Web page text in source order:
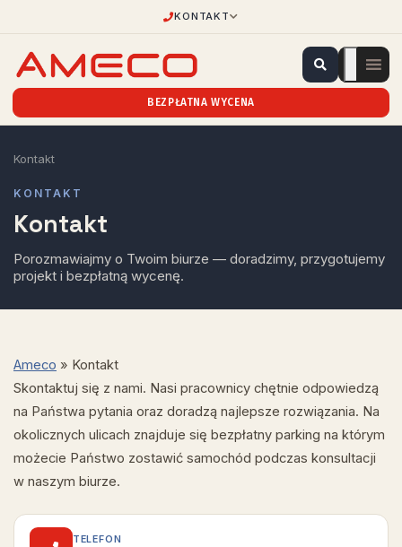
KONTAKT
BEZPŁATNA WYCENA
Kontakt
KONTAKT
Kontakt
Porozmawiajmy o Twoim biurze — doradzimy, przygotujemy
projekt i bezpłatną wycenę.
Ameco » Kontakt
Skontaktuj się z nami. Nasi pracownicy chętnie odpowiedzą
na Państwa pytania oraz doradzą najlepsze rozwiązania. Na
okolicznych ulicach znajduje się bezpłatny parking na którym
możecie Państwo zostawić samochód podczas konsultacji
w naszym biurze.
TELEFON